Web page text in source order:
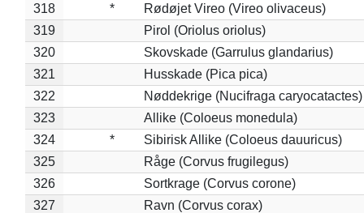
318
*
Rødøjet Vireo (Vireo olivaceus)
319
Pirol (Oriolus oriolus)
320
Skovskade (Garrulus glandarius)
321
Husskade (Pica pica)
322
Nøddekrige (Nucifraga caryocatactes)
323
Allike (Coloeus monedula)
324
*
Sibirisk Allike (Coloeus dauuricus)
325
Råge (Corvus frugilegus)
326
Sortkrage (Corvus corone)
327
Ravn (Corvus corax)